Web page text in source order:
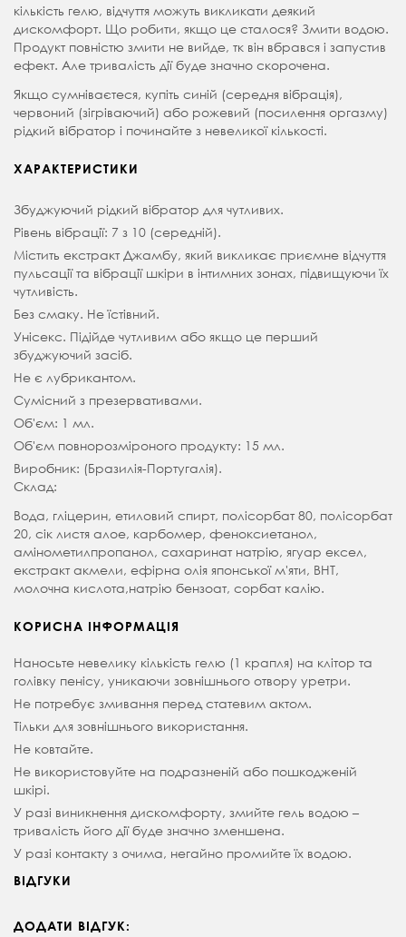
кількість гелю, відчуття можуть викликати деякий
дискомфорт. Що робити, якщо це сталося? Змити водою.
Продукт повністю змити не вийде, тк він вбрався і запустив
ефект. Але тривалість дії буде значно скорочена.
Якщо сумніваєтеся, купіть синій (середня вібрація),
червоний (зігріваючий) або рожевий (посилення оргазму)
рідкий вібратор і починайте з невеликої кількості.
ХАРАКТЕРИСТИКИ
Збуджуючий рідкий вібратор для чутливих.
Рівень вібрації: 7 з 10 (середній).
Містить екстракт Джамбу, який викликає приємне відчуття
пульсації та вібрації шкіри в інтимних зонах, підвищуючи їх
чутливість.
Без смаку. Не їстівний.
Унісекс. Підійде чутливим або якщо це перший
збуджуючий засіб.
Не є лубрикантом.
Сумісний з презервативами.
Об'єм: 1 мл.
Об'єм повнорозміроного продукту: 15 мл.
Виробник: (Бразилія-Португалія).
Склад:
Вода, гліцерин, етиловий спирт, полісорбат 80, полісорбат
20, сік листя алое, карбомер, феноксиетанол,
амінометилпропанол, сахаринат натрію, ягуар ексел,
екстракт акмели, ефірна олія японської м'яти, ВНТ,
молочна кислота,натрію бензоат, сорбат калію.
КОРИСНА ІНФОРМАЦІЯ
Наносьте невелику кількість гелю (1 крапля) на клітор та
голівку пенісу, уникаючи зовнішнього отвору уретри.
Не потребує змивання перед статевим актом.
Тільки для зовнішнього використання.
Не ковтайте.
Не використовуйте на подразненій або пошкодженій
шкірі.
У разі виникнення дискомфорту, змийте гель водою –
тривалість його дії буде значно зменшена.
У разі контакту з очима, негайно промийте їх водою.
ВІДГУКИ
ДОДАТИ ВІДГУК: